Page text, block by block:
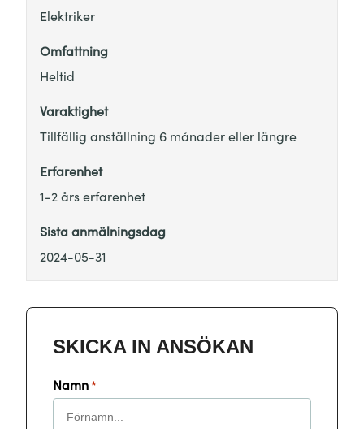
Elektriker
Omfattning
Heltid
Varaktighet
Tillfällig anställning 6 månader eller längre
Erfarenhet
1-2 års erfarenhet
Sista anmälningsdag
2024-05-31
SKICKA IN ANSÖKAN
Namn*